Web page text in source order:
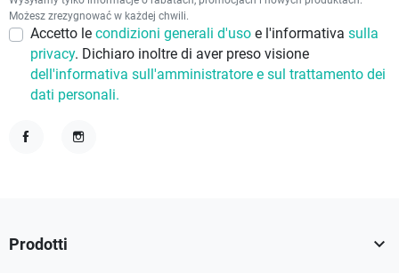
Możesz zrezygnować w każdej chwili.
Accetto le condizioni generali d'uso e l'informativa sulla
privacy. Dichiaro inoltre di aver preso visione
dell'informativa sull'amministratore e sul trattamento dei
dati personali.
Prodotti 